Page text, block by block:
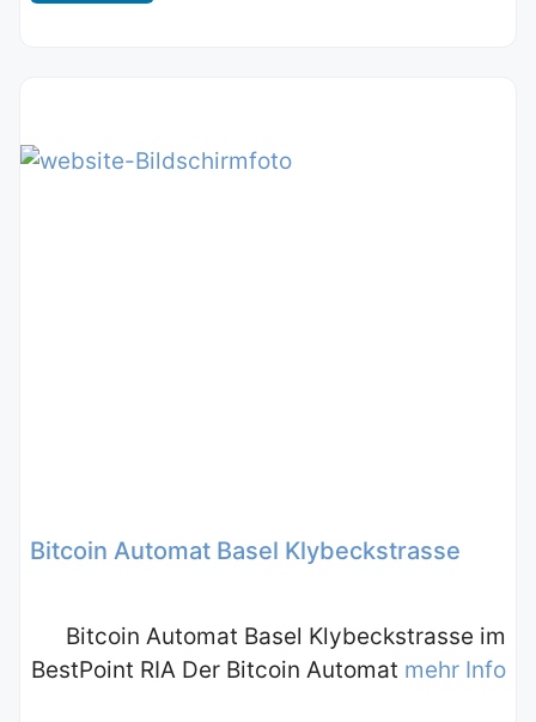
Bitcoin Automat Basel Klybeckstrasse
Bitcoin Automat Basel Klybeckstrasse im
BestPoint RIA Der Bitcoin Automat mehr Info